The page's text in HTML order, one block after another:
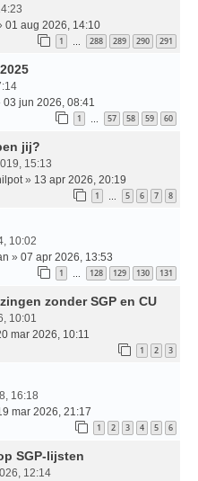
01 aug 2026, 14:10
1 … 288 289 290 291
03 jun 2026, 08:41
1 … 57 58 59 60
jij?
15:13
» 13 apr 2026, 20:19
1 … 5 6 7 8
10:02
» 07 apr 2026, 13:53
1 … 128 129 130 131
zonder SGP en CU
10:01
mar 2026, 10:11
1 2 3
16:18
mar 2026, 21:17
1 2 3 4 5 6
SGP-lijsten
12:14